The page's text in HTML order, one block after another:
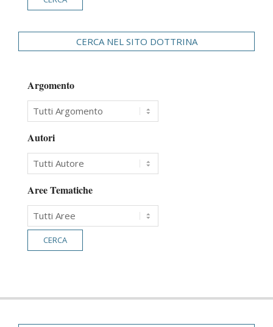
CERCA NEL SITO DOTTRINA
Argomento
Autori
Aree Tematiche